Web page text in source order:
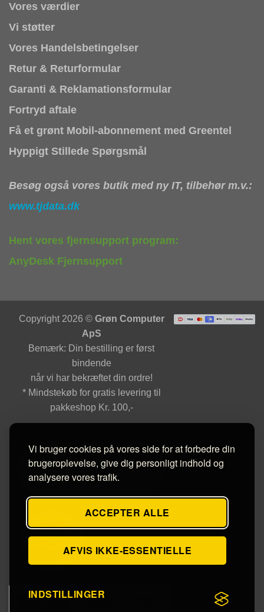
Vi bruger cookies på vores side for at forbedre din
brugeroplevelse, give dig personligt indhold og
analysere vores trafik.
ACCEPTER ALLE
AFVIS IKKE-ESSENTIELLE
INDSTILLINGER
Vores værdier
Vi støtter
Vores Handelsbetingelser
Retur & Returformular
Garanti & Reklamationsformular
Fortryd aftale
Få et grønt Mobil-abonnement med Greentel
Hyppigt Stillede Spørgsmål
Besøg også vores butik med ny IT, tilbehør m.v.:
www.tjdata.dk
Hent vores fjernsupport program:
AnyDesk Fjernsupport
Copyright 2026 © Grøn Computer
ApS
Bemærk: Din bestilling er først
bindende
når vi har bekræftet din ordre!
* Mindstekøb for gratis levering til
pakkeshop Kr. 100,-